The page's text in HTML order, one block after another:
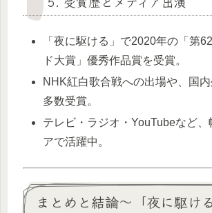
「夜に駆ける」で2020年の「第
ド大賞」優秀作品賞を受賞。
NHK紅白歌合戦への出場や、国
多数受賞。
テレビ・ラジオ・YouTubeなど、
アで活躍中。
まとめと結論～「夜に駆け